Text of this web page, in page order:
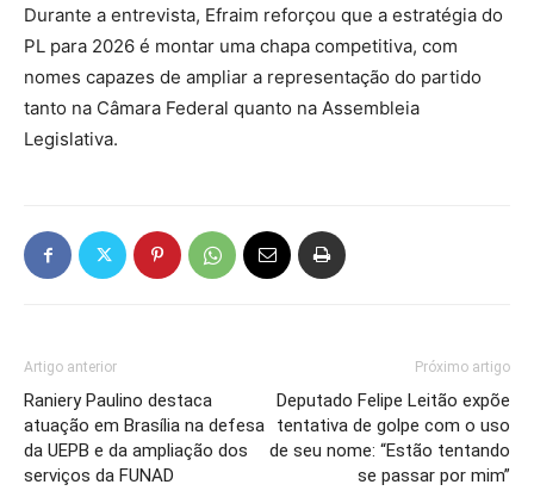
Durante a entrevista, Efraim reforçou que a estratégia do
PL para 2026 é montar uma chapa competitiva, com
nomes capazes de ampliar a representação do partido
tanto na Câmara Federal quanto na Assembleia
Legislativa.
Artigo anterior
Raniery Paulino destaca
atuação em Brasília na defesa
da UEPB e da ampliação dos
serviços da FUNAD
Próximo artigo
Deputado Felipe Leitão expõe
tentativa de golpe com o uso
de seu nome: “Estão tentando
se passar por mim”